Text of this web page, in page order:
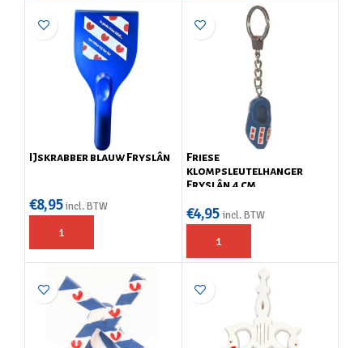
IJskrabber blauw Fryslân
€8,95 incl. BTW
Friese
klompsleutelhanger
Fryslân 4 cm
€4,95 incl. BTW